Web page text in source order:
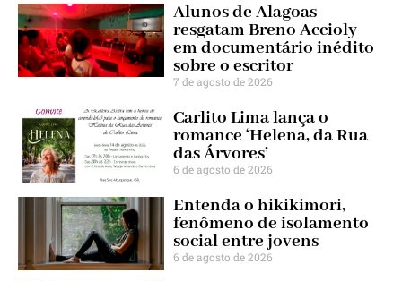
Alunos de Alagoas
resgatam Breno Accioly
em documentário inédito
sobre o escritor
7 de agosto de 2026
Carlito Lima lança o
romance ‘Helena, da Rua
das Árvores’
6 de agosto de 2026
Entenda o hikikimori,
fenômeno de isolamento
social entre jovens
6 de agosto de 2026